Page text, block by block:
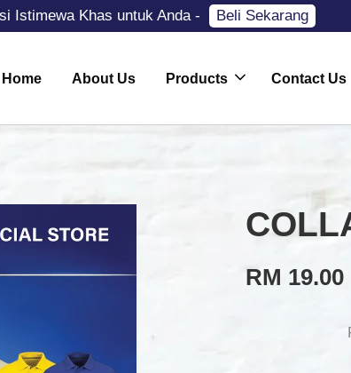
Istimewa Khas untuk Anda - Beli Sekarang
Home About Us Products Contact Us
RM 19.00